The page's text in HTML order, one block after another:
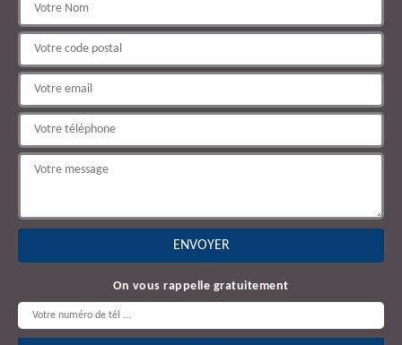
On vous rappelle gratuitement